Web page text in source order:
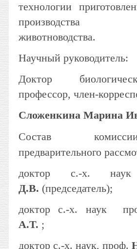
технологии
производства
животноводства.
Научный руководитель:
Доктор
профессор, член-
Сложенкина Марина
Состав
предварительного
доктор с.-х. наук
Д.В. (председатель);
доктор с.-х. наук
А.Т. ;
доктор с.-х. наук, проф.